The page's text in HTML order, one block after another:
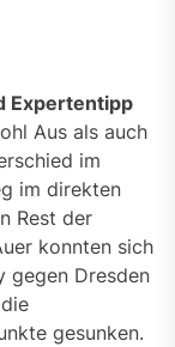
Expertentipp
Aus als auch
im
im direkten
Rest der
konnten sich
gegen Dresden
gesunken.